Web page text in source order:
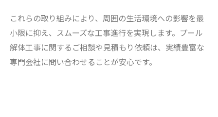
これらの取り組みにより、周囲の生活環境への影響を最
小限に抑え、スムーズな工事進行を実現します。プール
解体工事に関するご相談や見積もり依頼は、実績豊富な
専門会社に問い合わせることが安心です。